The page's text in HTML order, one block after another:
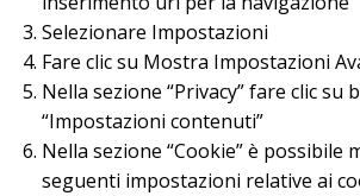
Selezionare Impostazioni
Fare clic su Mostra Impostazioni
Nella sezione “Privacy” fare clic su
“Impostazioni contenuti”
Nella sezione “Cookie” è possibile
seguenti impostazioni relative ai